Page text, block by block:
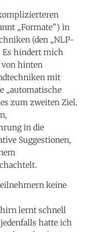
„Formate”) in
(den „NLP-
Es hindert mich
von hinten
mit
„automatische
zum zweiten Ziel.
in die
Suggestionen,
keine
lernt schnell
hatte ich